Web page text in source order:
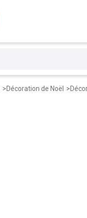
Décoration de Noël